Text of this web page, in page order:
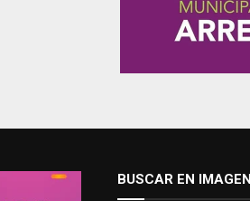
BUSCAR EN IMAGEN